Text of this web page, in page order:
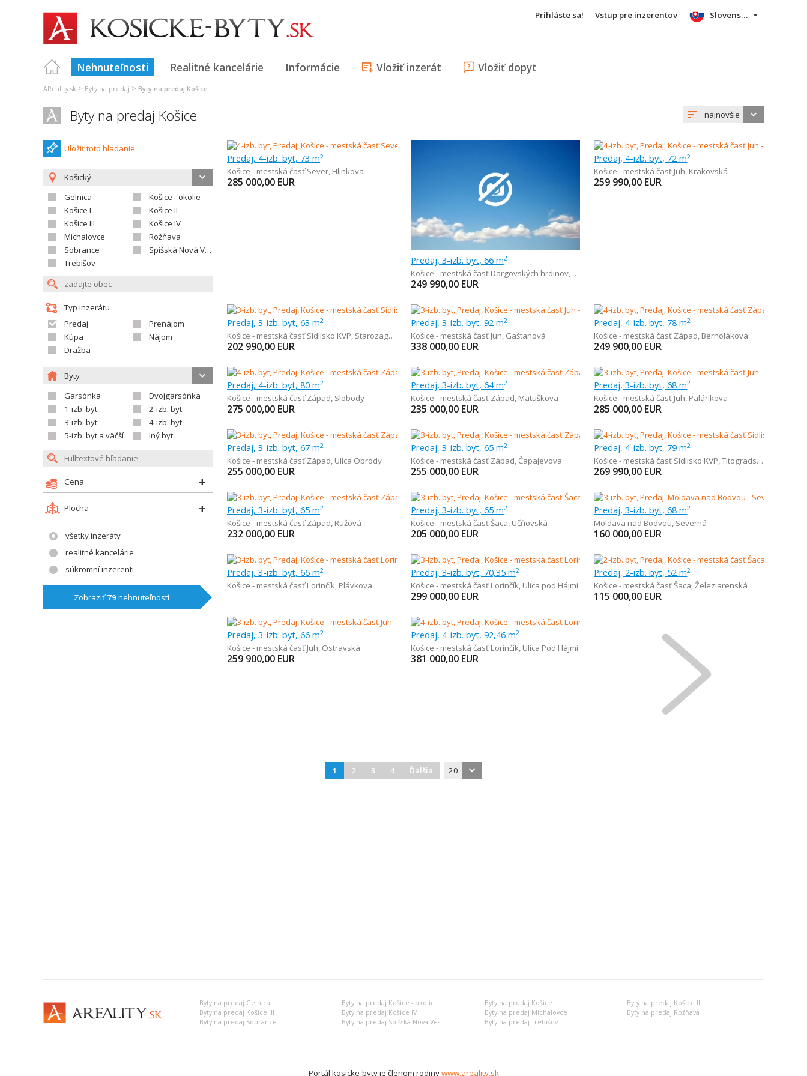
Prihláste sa! Vstup pre inzerentov
Nehnuteľnosti Realitné kancelárie Informácie Vložiť inzerát Vložiť dopyt
Slovensky
AReality.sk > Byty na predaj > Byty na predaj Košice
Byty na predaj Košice najnovšie
Uložiť toto hladanie
Košický
Gelnica
Košice - okolie
Košice I
Košice II
Košice III
Košice IV
Michalovce
Rožňava
Sobrance
Spišská Nová Ves
Trebišov
Typ inzerátu
Predaj
Prenájom
Kúpa
Nájom
Dražba
Byty
Garsónka
Dvojgarsónka
1-izb. byt
2-izb. byt
3-izb. byt
4-izb. byt
5-izb. byt a väčší
Iný byt
Cena
Plocha
všetky inzeráty
realitné kancelárie
súkromní inzerenti
Zobraziť79nehnuteľností
Predaj, 4-izb. byt, 73 m2
Košice - mestská časť Sever, Hlinkova
285 000,00 EUR
Predaj, 3-izb. byt, 66 m2
Košice - mestská časť Dargovských hrdinov, Bielocerkevská
249 990,00 EUR
Predaj, 4-izb. byt, 72 m2
Košice - mestská časť Juh, Krakovská
259 990,00 EUR
Predaj, 3-izb. byt, 63 m2
Košice - mestská časť Sídlisko KVP, Starozagorská
202 990,00 EUR
Predaj, 3-izb. byt, 92 m2
Košice - mestská časť Juh, Gaštanová
338 000,00 EUR
Predaj, 4-izb. byt, 78 m2
Košice - mestská časť Západ, Bernolákova
249 900,00 EUR
Predaj, 4-izb. byt, 80 m2
Košice - mestská časť Západ, Slobody
275 000,00 EUR
Predaj, 3-izb. byt, 64 m2
Košice - mestská časť Západ, Matuškova
235 000,00 EUR
Predaj, 3-izb. byt, 68 m2
Košice - mestská časť Juh, Palárikova
285 000,00 EUR
Predaj, 3-izb. byt, 67 m2
Košice - mestská časť Západ, Ulica Obrody
255 000,00 EUR
Predaj, 3-izb. byt, 65 m2
Košice - mestská časť Západ, Čapajevova
255 000,00 EUR
Predaj, 4-izb. byt, 79 m2
Košice - mestská časť Sídlisko KVP,Titogradská
269 990,00 EUR
Predaj, 3-izb. byt, 65 m2
Košice - mestská časť Západ, Ružová
232 000,00 EUR
Predaj, 3-izb. byt, 65 m2
Košice - mestská časť Šaca, Učňovská
205 000,00 EUR
Predaj, 3-izb. byt, 68 m2
Moldava nad Bodvou, Severná
160 000,00 EUR
Predaj, 3-izb. byt, 66 m2
Košice - mestská časť Lorinčík, Plávkova
Predaj, 3-izb. byt, 70,35 m2
Košice - mestská časť Lorinčík, Ulica pod Hájmi
299 000,00 EUR
Predaj, 2-izb. byt, 52 m2
Košice - mestská časť Šaca,Železiarenská
115 000,00 EUR
Predaj, 3-izb. byt, 66 m2
Košice - mestská časť Juh, Ostravská
259 900,00 EUR
Predaj, 4-izb. byt, 92,46 m2
Košice - mestská časť Lorinčík, Ulica Pod Hájmi
381 000,00 EUR
1 2 3 4 Ďalšia 20
Byty na predaj Gelnica Byty na predaj Košice - okolie Byty na predaj Košice I
Byty na predaj Košice II
Byty na predaj Košice III
Byty na predaj Košice IV Byty na predaj Michalovce
Byty na predaj Rožňava
Byty na predaj Sobrance
Byty na predaj Spišská Nová Ves Byty na predaj Trebišov
Portál kosicke-byty je členom rodinywww.areality.sk